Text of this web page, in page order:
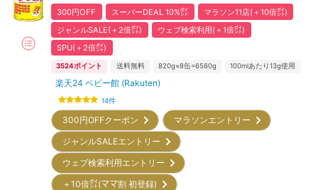
300円OFF スーパーDEAL 10%㌽
マラソン11店(＋10倍㌽)
ジャンルSALE(＋2倍㌽)
ウェブ検索利用(＋1倍㌽)
SPU(＋2倍㌽)
3524ポイント 送料無料 820g×8缶=6560g 100mlあたり13g使用
楽天24 ベビー館 (Rakuten)
14件
300円OFFクーポン
マラソンエントリー
ジャンルSALEエントリー
ウェブ検索利用エントリー
＋10倍㌽(ママ割 初登録)